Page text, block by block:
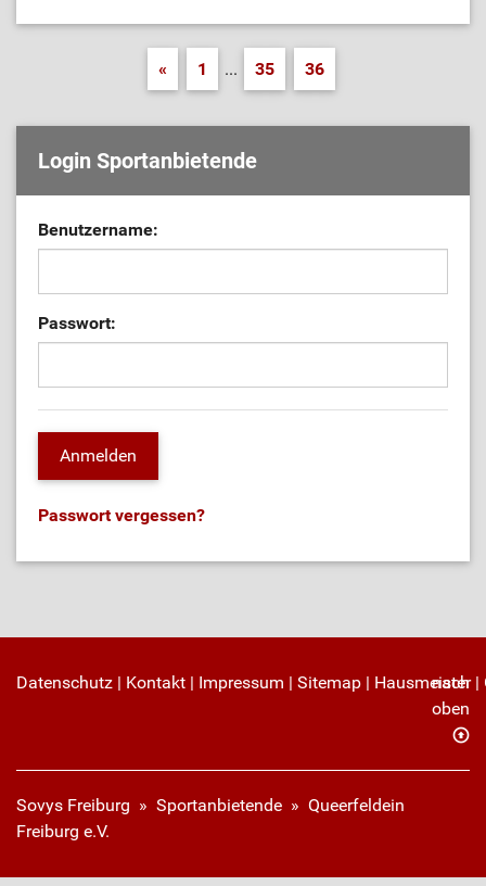
« 1 ... 35 36
Login Sportanbietende
Benutzername:
Passwort:
Passwort vergessen?
Datenschutz | Kontakt | Impressum | Sitemap | Hausmeister|
nach
oben
Sovys Freiburg » Sportanbietende » Queerfeldein
Freiburg e.V.